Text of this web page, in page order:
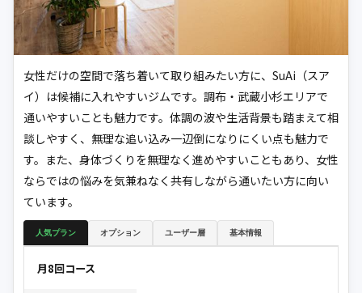
女性だけの空間で落ち着いて取り組みたい方に、SuAi（スア
イ）は候補に入れやすいジムです。調布・武蔵小杉エリアで
通いやすいことも魅力です。体調の波や生活背景も踏まえて相
談しやすく、無理な追い込み一辺倒になりにくい点も魅力で
す。また、身体づくりを無理なく進めやすいこともあり、女性
ならではの悩みを気兼ねなく共有しながら通いたい方に向い
ています。
人気プラン オプション ユーザー層 基本情報
月8回コース